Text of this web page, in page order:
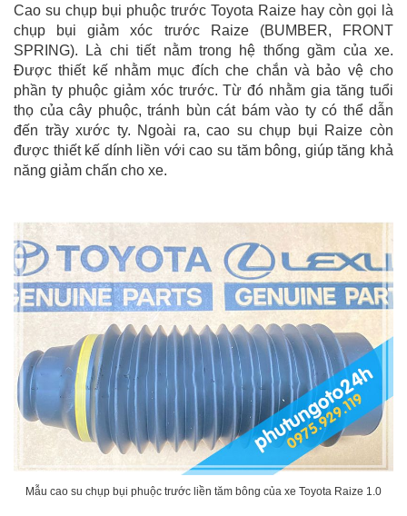
Cao su chụp bụi phuộc trước Toyota Raize hay còn gọi là
chụp bụi giảm xóc trước Raize (BUMBER, FRONT
SPRING). Là chi tiết nằm trong hệ thống gầm của xe.
Được thiết kế nhằm mục đích che chắn và bảo vệ cho
phần ty phuộc giảm xóc trước. Từ đó nhằm gia tăng tuổi
thọ của cây phuộc, tránh bùn cát bám vào ty có thể dẫn
đến trầy xước ty. Ngoài ra, cao su chụp bụi Raize còn
được thiết kế dính liền với cao su tăm bông, giúp tăng khả
năng giảm chấn cho xe.
Mẫu cao su chụp bụi phuộc trước liền tăm bông của xe Toyota Raize 1.0